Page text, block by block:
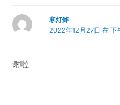
寒灯鲊
2022年12月27日 在 下
谢啦